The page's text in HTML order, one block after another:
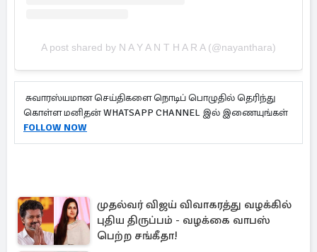
A post shared by N A Y A N T H A R A (@nayanthara)
சுவாரஸ்யமான செய்திகளை நொடிப் பொழுதில் தெரிந்து
கொள்ள மனிதன் WHATSAPP CHANNEL இல் இணையுங்கள்
FOLLOW NOW
முதல்வர் விஜய் விவாகரத்து வழக்கில்
புதிய திருப்பம் - வழக்கை வாபஸ்
பெற்ற சங்கீதா!